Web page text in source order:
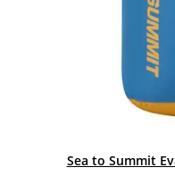
Sea to Summit